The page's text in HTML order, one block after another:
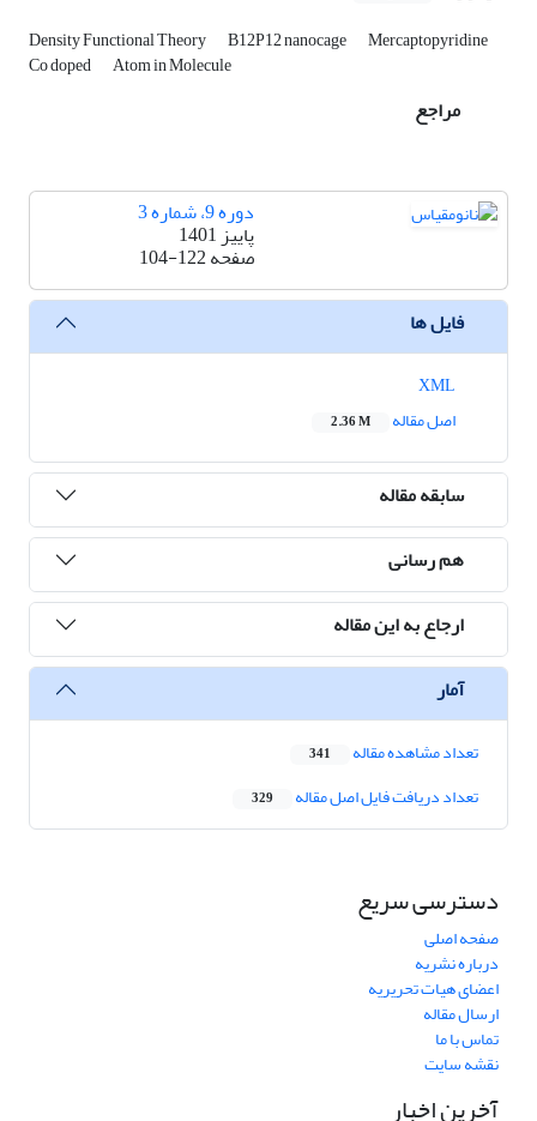
Density Functional Theory B12P12 nanocage Mercaptopyridine
Co doped Atom in Molecule
مراجع
دوره 9، شماره 3
پاییز 1401
صفحه104-122
فایل ها
اصل مقاله
2.36 M
سابقه مقاله
هم رسانی
ارجاع به این مقاله
آمار
تعداد مشاهده مقاله 341
تعداد دریافت فایل اصل مقاله 329
دسترسی سریع
صفحه اصلی
درباره نشریه
اعضای هیات تحریریه
ارسال مقاله
تماس با ما
نقشه سایت
آخرین اخبار